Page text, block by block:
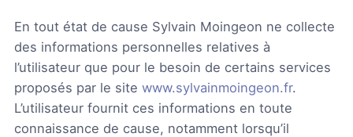
En tout état de cause Sylvain Moingeon ne collecte
des informations personnelles relatives à
l’utilisateur que pour le besoin de certains services
proposés par le site www.sylvainmoingeon.fr.
L’utilisateur fournit ces informations en toute
connaissance de cause, notamment lorsqu’il